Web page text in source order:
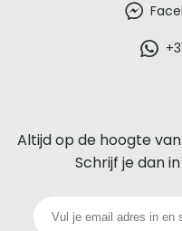
voor
iedere
telefoon
Altijd op de hoogte
Schrijf je dan